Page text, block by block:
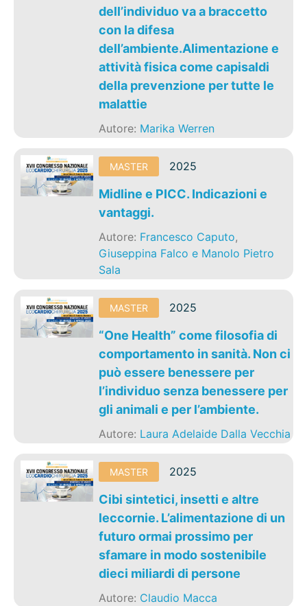
dell’individuo va a braccetto
con la difesa
dell’ambiente.Alimentazione e
attività fisica come capisaldi
della prevenzione per tutte le
malattie
Autore: Marika Werren
MASTER 2025
Midline e PICC. Indicazioni e
vantaggi.
Autore: Francesco Caputo,
Giuseppina Falco e Manolo Pietro
Sala
MASTER 2025
“One Health” come filosofia di
comportamento in sanità. Non ci
può essere benessere per
l’individuo senza benessere per
gli animali e per l’ambiente.
Autore: Laura Adelaide Dalla Vecchia
MASTER 2025
Cibi sintetici, insetti e altre
leccornie. L’alimentazione di un
futuro ormai prossimo per
sfamare in modo sostenibile
dieci miliardi di persone
Autore: Claudio Macca